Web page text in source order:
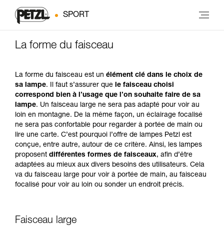
SPORT
La forme du faisceau
La forme du faisceau est un élément clé dans le choix de
sa lampe. Il faut s’assurer que le faisceau choisi
correspond bien à l’usage que l’on souhaite faire de sa
lampe. Un faisceau large ne sera pas adapté pour voir au
loin en montagne. De la même façon, un éclairage focalisé
ne sera pas confortable pour regarder à portée de main ou
lire une carte. C’est pourquoi l’offre de lampes Petzl est
conçue, entre autre, autour de ce critère. Ainsi, les lampes
proposent différentes formes de faisceaux, afin d’être
adaptées au mieux aux divers besoins des utilisateurs. Cela
va du faisceau large pour voir à portée de main, au faisceau
focalisé pour voir au loin ou sonder un endroit précis.
Faisceau large